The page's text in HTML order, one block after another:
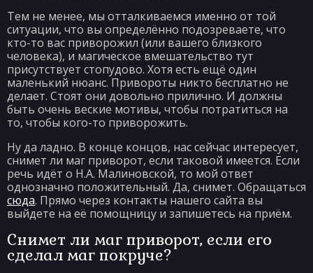
Тем не менее, мы отталкиваемся именно от той
ситуации, что вы определённо подозреваете, что
кто-то вас приворожил (или вашего близкого
человека), и магическое вмешательство тут
присутствует стопудово. Хотя есть ещё один
маленький нюанс. Привороты никто бесплатно не
делает. Стоят они довольно прилично. И должны
быть очень веские мотивы, чтобы потратиться на
то, чтобы кого-то приворожить.
Ну да ладно. В конце концов, нас сейчас интересует,
снимет ли маг приворот, если таковой имеется. Если
речь идёт о Н.А. Малиновской, то мой ответ
однозначно положительный. Да, снимет. Обращаться
сюда. Прямо через контакты нашего сайта вы
выйдете на её помощницу и запишетесь на приём.
Снимет ли маг приворот, если его
сделал маг покруче?